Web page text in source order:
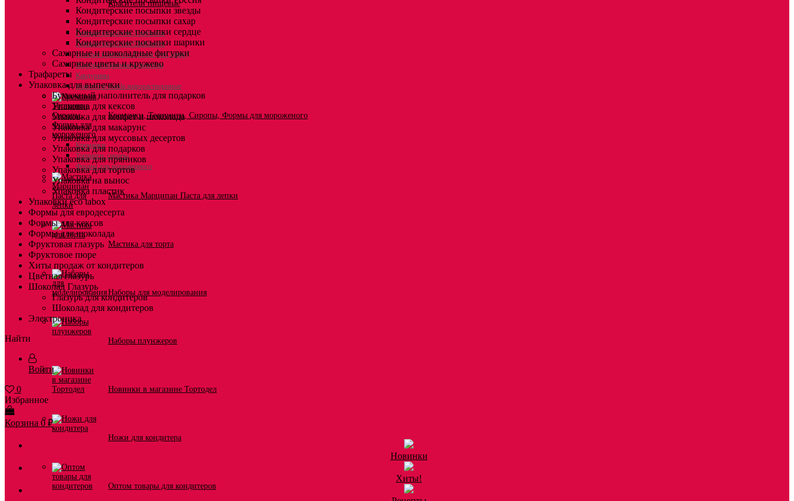
Красители пищевые
Гелевые красители Americolor
Гелевые красители Chefmaster
Гелевые красители Россия (топ декор)
Жирорастворимые красители
Кандурины
Красители Kreda жирорастворимые
Креманки, Топпинги, Сиропы, Формы для мороженого
Креманки
Топпинги, сиропы
Формы для мороженного
Мастика Марципан Паста для лепки
Мастика для торта
Наборы для моделирования
Наборы плунжеров
Новинки в магазине Тортодел
Ножи для кондитера
Оптом товары для кондитеров
Кондитерские посыпки звезды
Кондитерские посыпки сахар
Кондитерские посыпки сердце
Кондитерские посыпки шарики
Сахарные и шоколадные фигурки
Сахарные цветы и кружево
Трафареты
Упаковка для выпечки
Бумажный наполнитель для подарков
Упаковка для кексов
Упаковка для конфет и шоколада
Упаковка для макарунс
Упаковка для муссовых десертов
Упаковка для подарков
Упаковка для пряников
Упаковка для тортов
Упаковка на вынос
Упаковка пластик
Упаковки eco tabox
Формы для евродесерта
Формы для кексов
Формы для шоколада
Фруктовая глазурь
Фруктовое пюре
Хиты продаж от кондитеров
Цветная глазурь
Шоколад Глазурь
Глазурь для кондитеров
Шоколад для кондитеров
Электроника
Найти
Войти
0
Избранное
Корзина 0₽
Новинки
Хиты!